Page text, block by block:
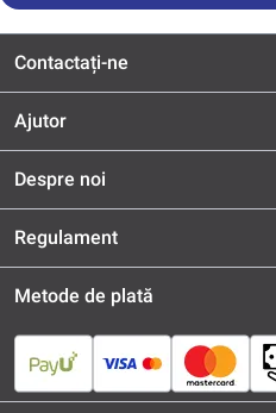
Contactați-ne
Ajutor
Despre noi
Regulament
Metode de plată